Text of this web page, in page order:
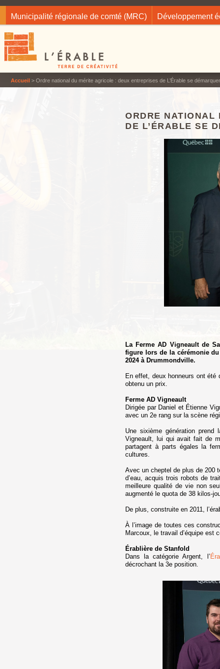
Municipalité régionale de comté (MRC) Développement
Accueil > Ordre national du mérite agricole : deux entreprises de L’Érable se
ORDRE NATIONAL
DE L’ÉRABLE SE
La Ferme AD Vigneault de
figure lors de la cérémonie
2024 à Drummondville.
En effet, deux honneurs ont été
obtenu un prix.
Ferme AD Vigneault
Dirigée par Daniel et Étienne
avec un 2e rang sur la scène
Une sixième génération
Vigneault, lui qui avait fait de
partagent à parts égales la
cultures.
Avec un cheptel de plus de 200
d’eau, acquis trois robots de
meilleure qualité de vie non
augmenté le quota de 38 kilos-
De plus, construite en 2011,
À l’image de toutes ces
Marcoux, le travail d’équipe est
Érablière de Stanfold
Dans la catégorie Argent, l’
décrochant la 3e position.